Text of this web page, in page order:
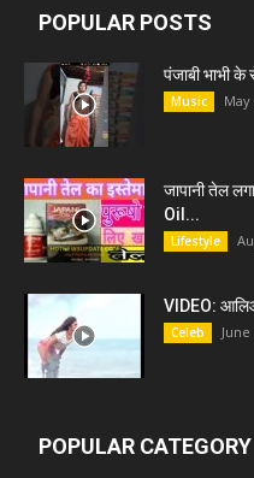
POPULAR POSTS
पंजाबी भाभी के
Music May
जापानी तेल
Oil...
Lifestyle
VIDEO:
Celeb June
POPULAR CATEGORY